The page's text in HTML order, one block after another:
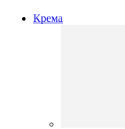
Крема